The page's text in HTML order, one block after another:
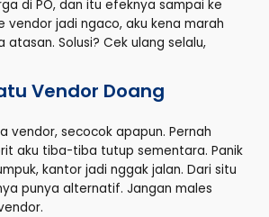
di PO, dan itu efeknya sampai ke
vendor jadi ngaco, aku kena marah
Solusi? Cek ulang selalu,
Vendor Doang
vendor, secocok apapun. Pernah
aku tiba-tiba tutup sementara. Panik
kantor jadi nggak jalan. Dari situ
punya alternatif. Jangan males